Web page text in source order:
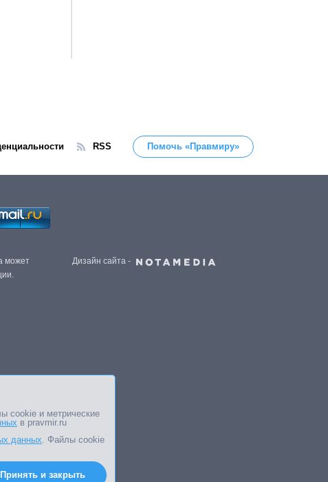
RSS Помочь «Правмиру»
может
Дизайн сайта -
cookie и метрические
в pravmir.ru
данных. Файлы cookie
Принять и закрыть